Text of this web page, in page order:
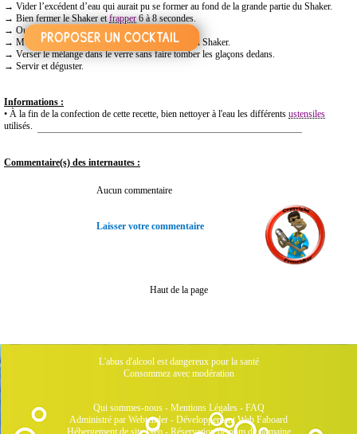
→ Vider l’excédent d’eau qui aurait pu se former au fond de la grande partie du Shaker.
→ Bien fermer le Shaker etfrapper6 à 8 secondes.
→ Ouvrir le Shaker.
→ Mettre unepassoiredans la plus grande partie du Shaker.
→ Verser le mélange dans le verre sans faire tomber les glaçons dedans.
→ Servir et déguster.
Informations :
• À la fin de la confection de cette recette, bien nettoyer à l'eau les différents ustensiles
utilisés.
Commentaire(s) des internautes :
Aucun commentaire
Laisser votre commentaire
Haut de la page
L'abus d'alcool est dangereux pour la santé
Consommez avec modération
Qui sommes-nous- Mentions Légales- FAQ
Administré par Webtender - Développement Web Faboard